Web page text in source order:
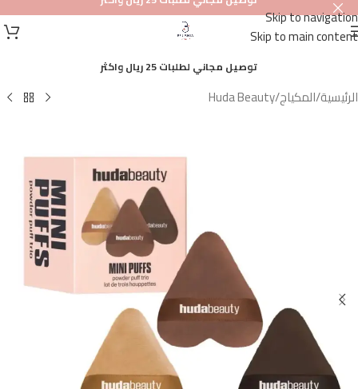
Skip to navigation
Skip to main content
توصيل مجاني لطلبات 25 ريال واكثر
الرئيسية/المكياج/
Huda Beauty